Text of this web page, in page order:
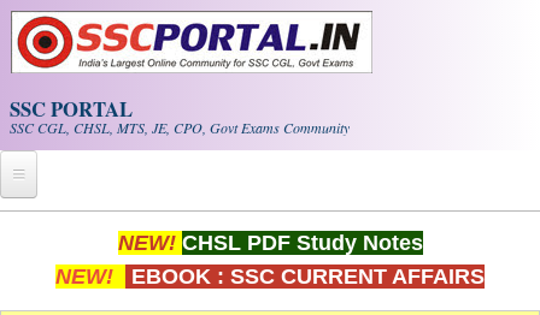
Skip to main content
SSC PORTAL
SSC CGL, CHSL, MTS, JE, CPO, Govt Exams Community
Whats New!
NEW! CHSL PDF Study Notes
NEW!
EBOOK : SSC CURRENT AFFAIRS